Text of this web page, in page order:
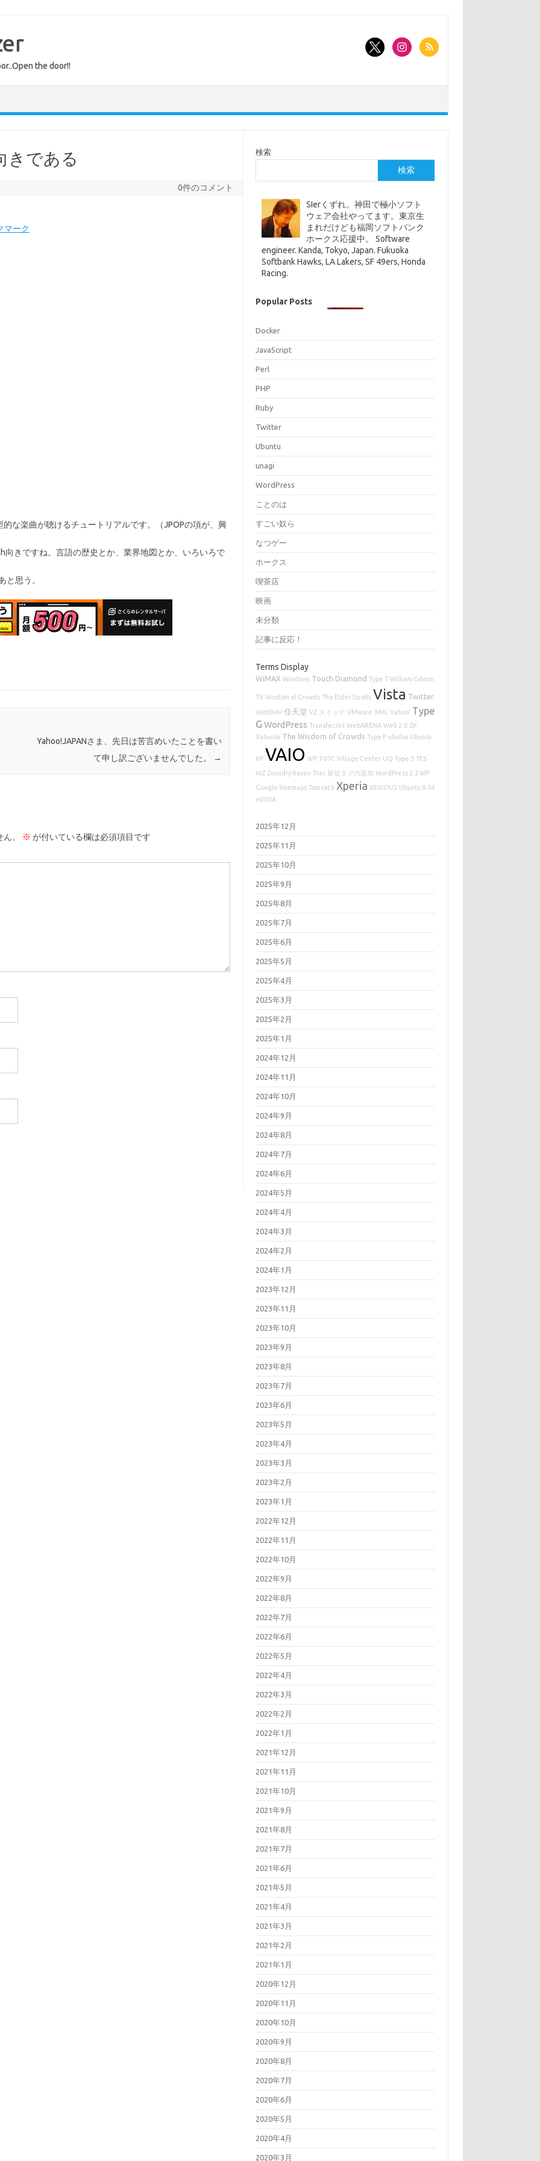
the door!!
きである
0件のコメント
な楽曲が聴けるチュートリアルです。（JPOPの項が、興
向きですね。言語の歴史とか、業界地図とか、いろいろで
と思う。
Yahoo!JAPANさま、先日は苦言めいたことを書い
て申し訳ございませんでした。
→
。 ※ が付いている欄は必須項目です
検索
検索
SIerくずれ。神田で極小ソフト
ウェア会社やってます。東京生
まれだけども福岡ソフトバンク
ホークス応援中。 Software
engineer. Kanda, Tokyo, Japan. Fukuoka
Softbank Hawks, LA Lakers, SF 49ers, Honda
Racing.
Popular Posts
Docker
JavaScript
Perl
PHP
Ruby
Twitter
Ubuntu
unagi
WordPress
ことのは
すごい奴ら
なつゲー
ホークス
喫茶店
映画
未分類
記事に反応！
Terms Display
WiMAX Windows Touch Diamond Type T William Gibson
TV Wisdom of Crowds The Elder Scrolls Vista Twitter
WebDAV 任天堂 VZ スイッチ VMware XML Yahoo! Type
G WordPress TransferJet WebARENA Web 2.0 ZK
Xubuntu The Wisdom of Crowds Type P ubufox Ubuntu
XP VAIO WP T-01C Village Center UQ Type S TES
WZ Zoundry Raven Trac 新規タグの追加 WordPress 2.3 WP
Google Sitemaps Tomcat 6 Xperia XEVIOUS Ubuntu 8.04
nVIDIA
2025年12月
2025年11月
2025年10月
2025年9月
2025年8月
2025年7月
2025年6月
2025年5月
2025年4月
2025年3月
2025年2月
2025年1月
2024年12月
2024年11月
2024年10月
2024年9月
2024年8月
2024年7月
2024年6月
2024年5月
2024年4月
2024年3月
2024年2月
2024年1月
2023年12月
2023年11月
2023年10月
2023年9月
2023年8月
2023年7月
2023年6月
2023年5月
2023年4月
2023年3月
2023年2月
2023年1月
2022年12月
2022年11月
2022年10月
2022年9月
2022年8月
2022年7月
2022年6月
2022年5月
2022年4月
2022年3月
2022年2月
2022年1月
2021年12月
2021年11月
2021年10月
2021年9月
2021年8月
2021年7月
2021年6月
2021年5月
2021年4月
2021年3月
2021年2月
2021年1月
2020年12月
2020年11月
2020年10月
2020年9月
2020年8月
2020年7月
2020年6月
2020年5月
2020年4月
2020年3月